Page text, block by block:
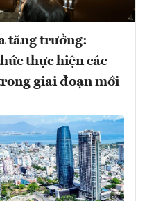
tăng trưởng:
thực hiện các
giai đoạn mới